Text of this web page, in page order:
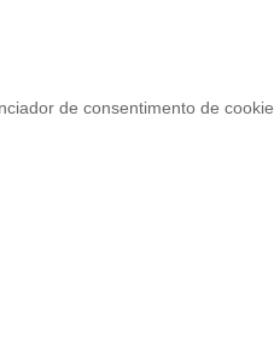
de consentimento de cookie